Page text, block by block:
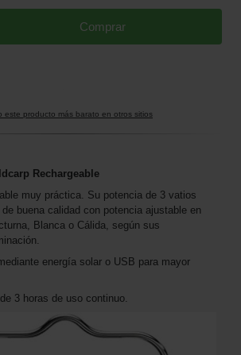
Comprar
este producto más barato en otros sitios
Rechargeable
muy práctica. Su potencia de 3 vatios
buena calidad con potencia ajustable en
Blanca o Cálida, según sus
energía solar o USB para mayor
3 horas de uso continuo.